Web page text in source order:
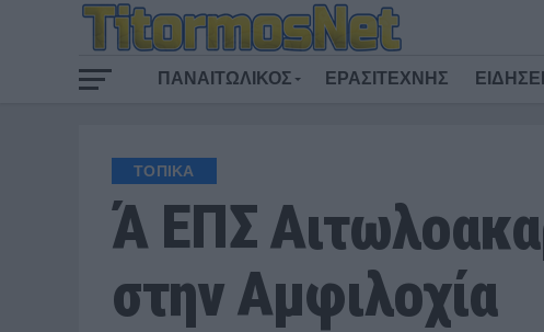
ΠΑΝΑΙΤΩΛΙΚΟΣ ΕΡΑΣΙΤΕΧΝΗΣ
ΤΟΠΙΚΑ
Ά ΕΠΣ
στην Αμφιλοχία